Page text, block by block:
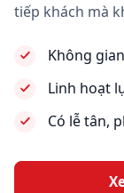
tiếp khách mà
Không
Linh hoạt
Có lễ tân,